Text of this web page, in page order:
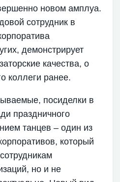
новом амплуа.
сотрудник в
демонстрирует
качества, о
коллеги ранее.
посиделки в
праздничного
танцев – один из
который
но и не